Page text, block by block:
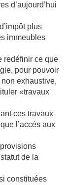
d’aujourd’hui
plus
immeubles
redéfinir ce que
pour pouvoir
exhaustive,
«travaux
ces travaux
l’accès aux
de la
constituées